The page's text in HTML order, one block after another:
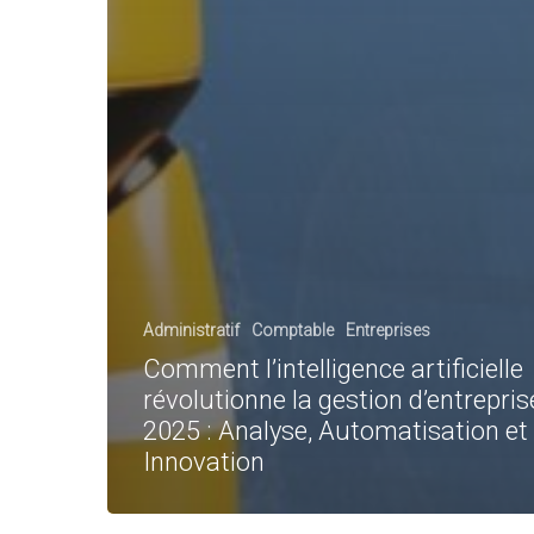
Administratif Comptable Entreprises
Comment l’intelligence artificielle
révolutionne la gestion
2025 : Analyse, Automatisation et
Innovation